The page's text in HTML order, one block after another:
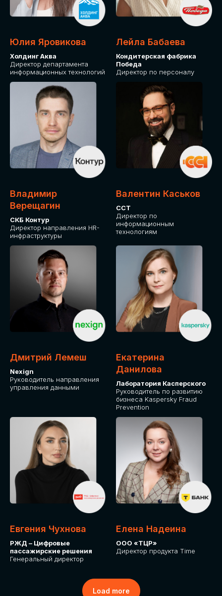
Юлия Яровикова
Холдинг Аква
Директор департамента
информационных технологий
Лейла Бабаева
Кондитерская фабрика
Победа
Директор по персоналу
Владимир
Верещагин
СКБ Контур
Директор направления HR-
инфраструктуры
Валентин Каськов
ССТ
Директор по
информационным
технологиям
Дмитрий Лемеш
Nexign
Руководитель направления
управления данными
Екатерина
Данилова
Лаборатория Касперского
Руководитель по развитию
бизнеса Kaspersky Fraud
Prevention
Евгения Чухнова
РЖД – Цифровые
пассажирские решения
Генеральный директор
Елена Надеина
ООО «ТЦР»
Директор продукта Time
Load more
ДЛЯ ОПЛАТЫ БИЛЕТОВ
Оплата через сервис Timepad
ПРИОБРЕСТИ БИЛЕТ